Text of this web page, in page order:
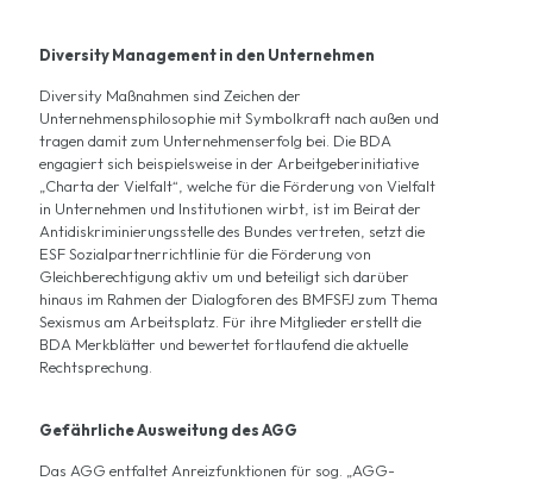
Diversity Management in den Unternehmen
Diversity Maßnahmen sind Zeichen der
Unternehmensphilosophie mit Symbolkraft nach außen und
tragen damit zum Unternehmenserfolg bei. Die BDA
engagiert sich beispielsweise in der Arbeitgeberinitiative
„Charta der Vielfalt“, welche für die Förderung von Vielfalt
in Unternehmen und Institutionen wirbt, ist im Beirat der
Antidiskriminierungsstelle des Bundes vertreten, setzt die
ESF Sozialpartnerrichtlinie für die Förderung von
Gleichberechtigung aktiv um und beteiligt sich darüber
hinaus im Rahmen der Dialogforen des BMFSFJ zum Thema
Sexismus am Arbeitsplatz. Für ihre Mitglieder erstellt die
BDA Merkblätter und bewertet fortlaufend die aktuelle
Rechtsprechung.
Gefährliche Ausweitung des AGG
Das AGG entfaltet Anreizfunktionen für sog. „AGG-